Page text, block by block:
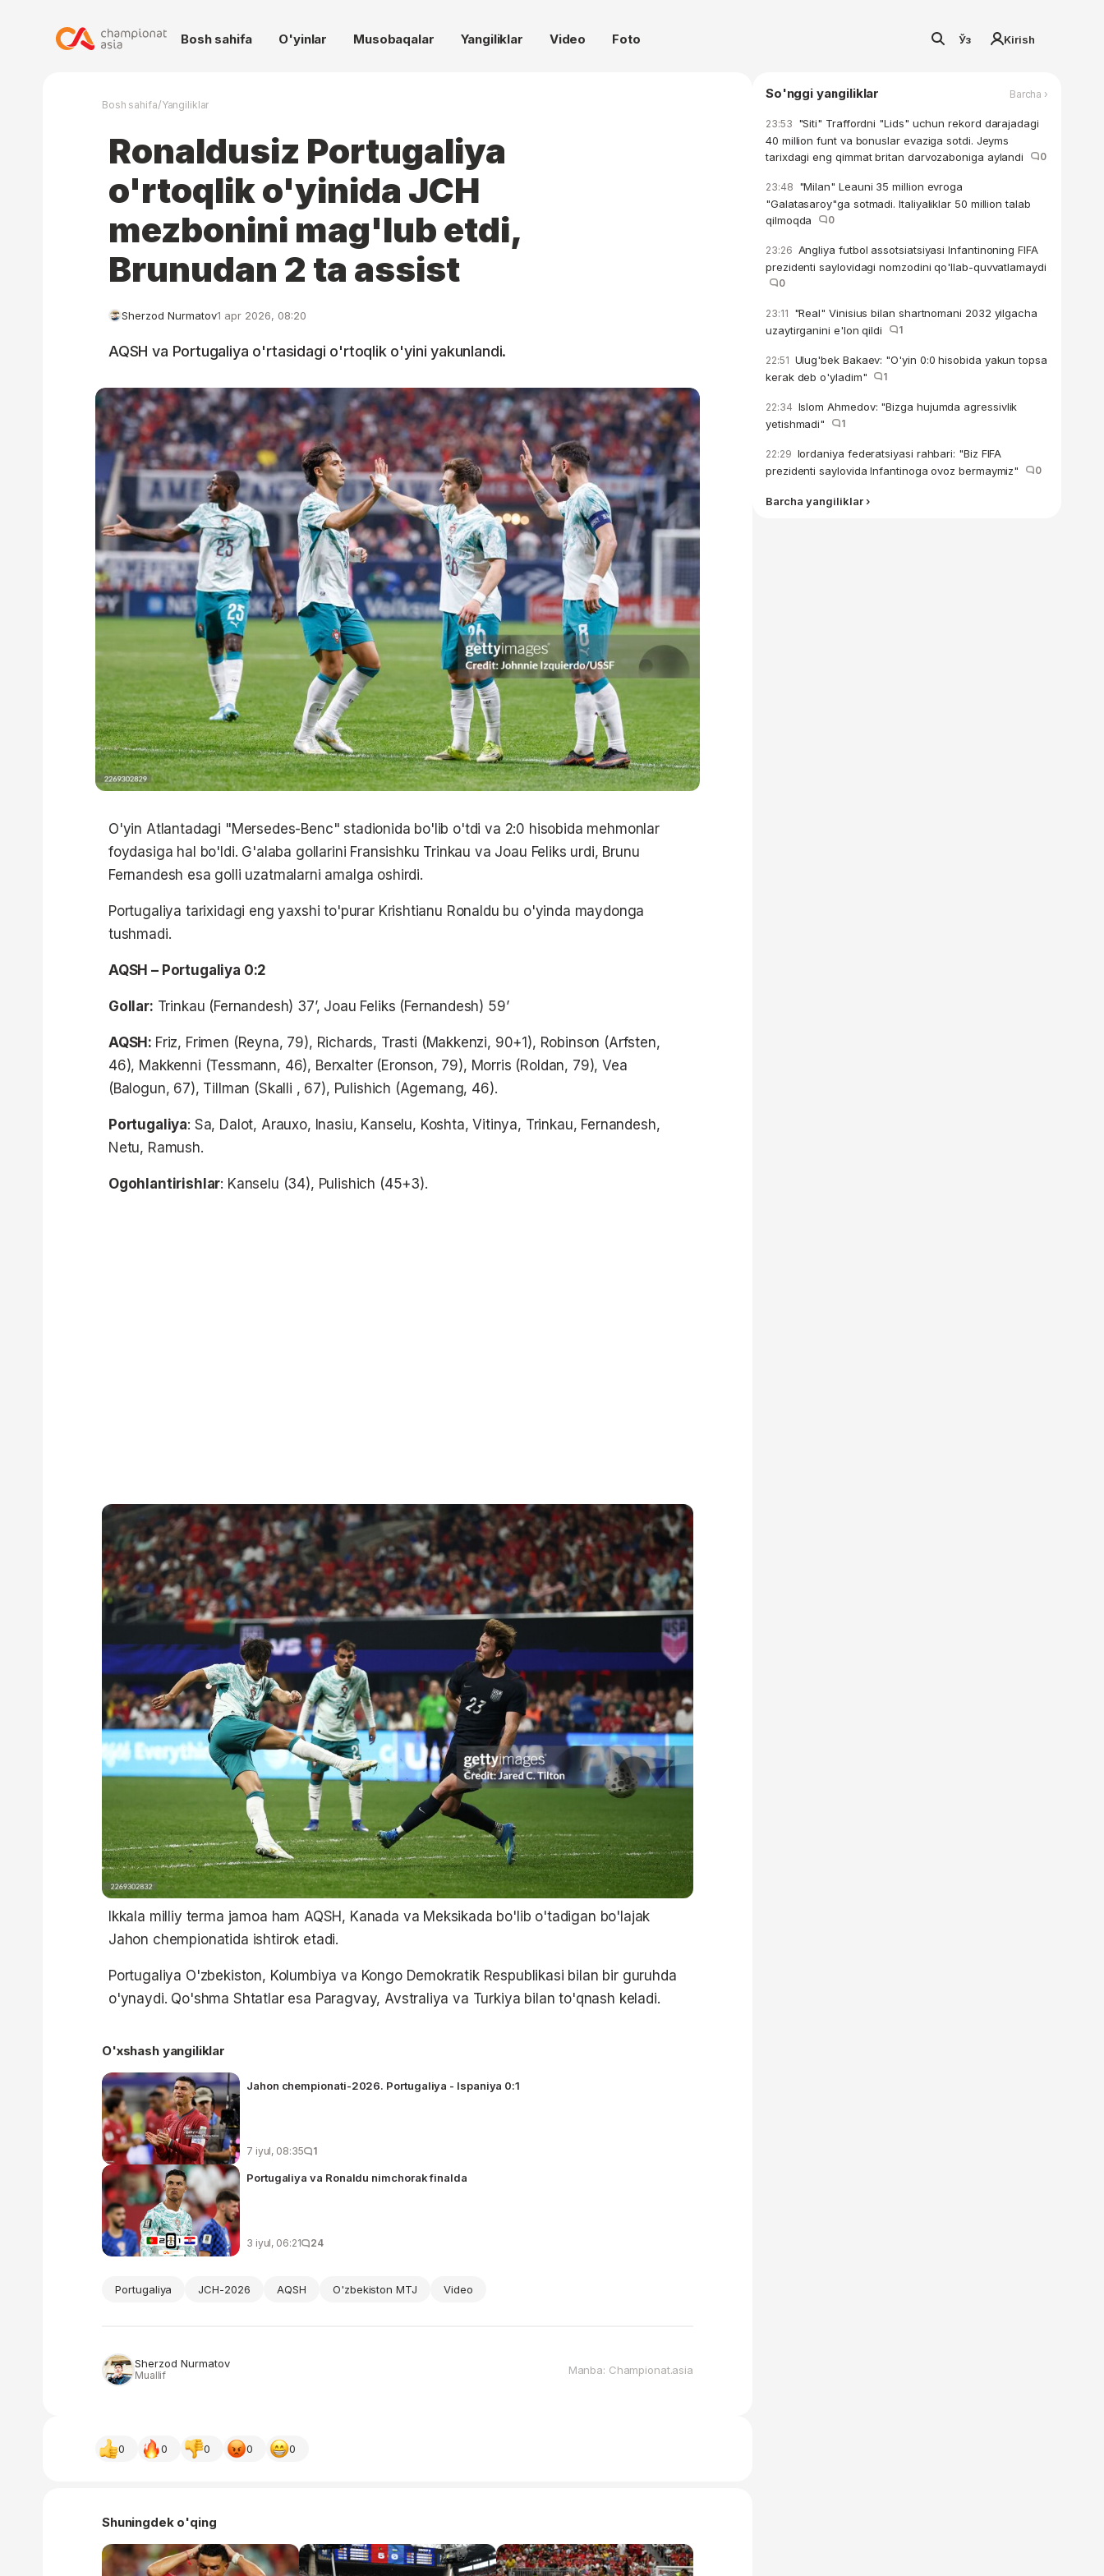
Bosh sahifa O'yinlar Musobaqalar Yangiliklar Video Foto Ўз Kirish
Bosh sahifa/Yangiliklar
Ronaldusiz Portugaliya
o'rtoqlik o'yinida JCH
mezbonini mag'lub etdi,
Brunudan 2 ta assist
Sherzod Nurmatov1 apr 2026, 08:20
AQSH va Portugaliya o'rtasidagi o'rtoqlik o'yini yakunlandi.
O'yin Atlantadagi "Mersedes-Benc" stadionida bo'lib o'tdi va 2:0 hisobida mehmonlar
foydasiga hal bo'ldi. G'alaba gollarini Fransishku Trinkau va Joau Feliks urdi, Brunu
Fernandesh esa golli uzatmalarni amalga oshirdi.
Portugaliya tarixidagi eng yaxshi to'purar Krishtianu Ronaldu bu o'yinda maydonga
tushmadi.
AQSH – Portugaliya 0:2
Gollar: Trinkau (Fernandesh) 37’, Joau Feliks (Fernandesh) 59’
AQSH: Friz, Frimen (Reyna, 79), Richards, Trasti (Makkenzi, 90+1), Robinson (Arfsten,
46), Makkenni (Tessmann, 46), Berxalter (Eronson, 79), Morris (Roldan, 79), Vea
(Balogun, 67), Tillman (Skalli , 67), Pulishich (Agemang, 46).
Portugaliya: Sa, Dalot, Arauxo, Inasiu, Kanselu, Koshta, Vitinya, Trinkau, Fernandesh,
Netu, Ramush.
Ogohlantirishlar: Kanselu (34), Pulishich (45+3).
Ikkala milliy terma jamoa ham AQSH, Kanada va Meksikada bo'lib o'tadigan bo'lajak
Jahon chempionatida ishtirok etadi.
Portugaliya O'zbekiston, Kolumbiya va Kongo Demokratik Respublikasi bilan bir guruhda
o'ynaydi. Qo'shma Shtatlar esa Paragvay, Avstraliya va Turkiya bilan to'qnash keladi.
O'xshash yangiliklar
Jahon chempionati-2026. Portugaliya - Ispaniya 0:1
7 iyul, 08:35 1
Portugaliya va Ronaldu nimchorak finalda
3 iyul, 06:21 24
Portugaliya JCH-2026 AQSH O'zbekiston MTJ Video
Sherzod Nurmatov
Muallif Manba: Championat.asia
0 0 0 0 0
Shuningdek o'qing
So'nggi yangiliklar Barcha ›
23:53 "Siti" Traffordni "Lids" uchun rekord darajadagi
40 million funt va bonuslar evaziga sotdi. Jeyms
tarixdagi eng qimmat britan darvozaboniga aylandi
0
23:48 "Milan" Leauni 35 million evroga
"Galatasaroy"ga sotmadi. Italiyaliklar 50 million talab
qilmoqda
0
23:26 Angliya futbol assotsiatsiyasi Infantinoning FIFA
prezidenti saylovidagi nomzodini qo'llab-quvvatlamaydi
0
23:11 "Real" Vinisius bilan shartnomani 2032 yilgacha
uzaytirganini e'lon qildi
1
22:51 Ulug'bek Bakaev: "O'yin 0:0 hisobida yakun topsa
kerak deb o'yladim"
1
22:34 Islom Ahmedov: "Bizga hujumda agressivlik
yetishmadi"
1
22:29 Iordaniya federatsiyasi rahbari: "Biz FIFA
prezidenti saylovida Infantinoga ovoz bermaymiz"
0
Barcha yangiliklar ›